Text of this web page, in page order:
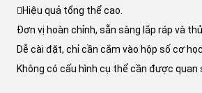
Hiệu quả tổng thể cao.
️Đơn vị hoàn chỉnh, sẵn sàng lắp ráp và
Dễ cài đặt, chỉ cần cắm vào hộp số cơ học.
Không có cấu hình cụ thể cần được quan